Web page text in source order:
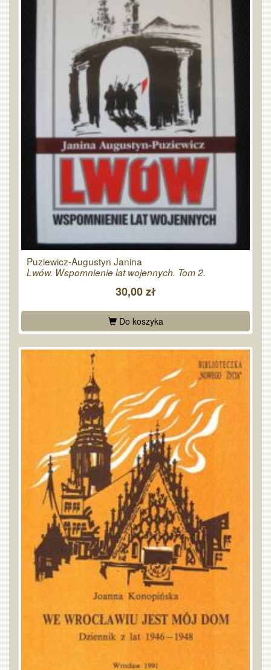
Puziewicz-Augustyn Janina
Lwów. Wspomnienie lat wojennych. Tom 2.
30,00 zł
Do koszyka